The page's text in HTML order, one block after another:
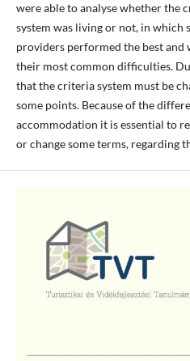
were able to analyse whether the
system was living or not, in which
providers performed the best and
their most common difficulties.
that the criteria system must be
some points. Because of the
accommodation it is essential to
or change some terms, regarding